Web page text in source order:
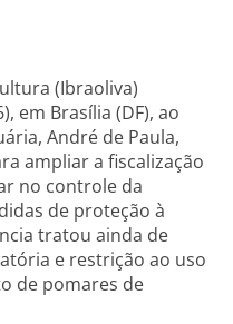
(Ibraoliva)
em Brasília (DF), ao
André de Paula,
ampliar a fiscalização
no controle da
de proteção à
tratou ainda de
e restrição ao uso
de pomares de